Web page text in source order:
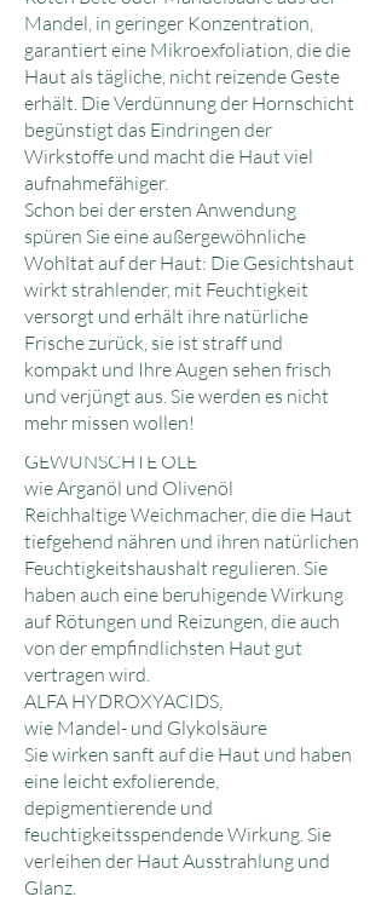
Mandel, in geringer Konzentration,
garantiert eine Mikroexfoliation, die die
Haut als tägliche, nicht reizende Geste
erhält. Die Verdünnung der Hornschicht
begünstigt das Eindringen der
Wirkstoffe und macht die Haut viel
aufnahmefähiger.
Schon bei der ersten Anwendung
spüren Sie eine außergewöhnliche
Wohltat auf der Haut: Die Gesichtshaut
wirkt strahlender, mit Feuchtigkeit
versorgt und erhält ihre natürliche
Frische zurück, sie ist straff und
kompakt und Ihre Augen sehen frisch
und verjüngt aus. Sie werden es nicht
mehr missen wollen!
GEWÜNSCHTE ÖLE
wie Arganöl und Olivenöl
Reichhaltige Weichmacher, die die Haut
tiefgehend nähren und ihren natürlichen
Feuchtigkeitshaushalt regulieren. Sie
haben auch eine beruhigende Wirkung
auf Rötungen und Reizungen, die auch
von der empfindlichsten Haut gut
vertragen wird.
ALFA HYDROXYACIDS,
wie Mandel- und Glykolsäure
Sie wirken sanft auf die Haut und haben
eine leicht exfolierende,
depigmentierende und
feuchtigkeitsspendende Wirkung. Sie
verleihen der Haut Ausstrahlung und
Glanz.